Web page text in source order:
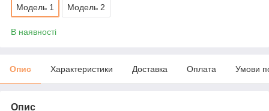
Модель 1 Модель 2
В наявності
Опис Характеристики Доставка Оплата Умови
Опис